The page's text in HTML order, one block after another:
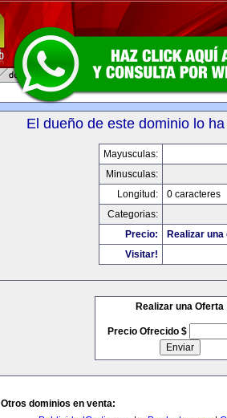
El dueño de este dominio lo
Mayusculas:
Minusculas:
Longitud:
0 caracteres
Categorias:
Precio:
Realizar
Visitar!
Realizar una Oferta
Precio Ofrecido $
Otros dominios en venta: